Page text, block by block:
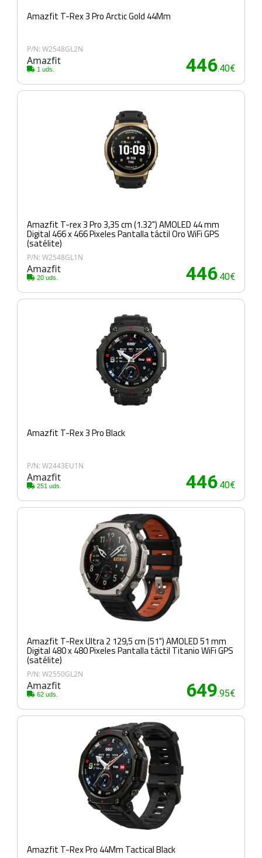
Amazfit T-Rex 3 Pro Arctic Gold 44Mm
P/N: W2548GL2N
Amazfit
1 uds. 446.40€
Amazfit T-rex 3 Pro 3,35 cm (1.32") AMOLED 44 mm
Digital 466 x 466 Pixeles Pantalla táctil Oro WiFi GPS
(satélite)
P/N: W2548GL1N
Amazfit
20 uds. 446.40€
Amazfit T-Rex 3 Pro Black
P/N: W2443EU1N
Amazfit
251 uds. 446.40€
Amazfit T-Rex Ultra 2 129,5 cm (51") AMOLED 51 mm
Digital 480 x 480 Pixeles Pantalla táctil Titanio WiFi GPS
(satélite)
P/N: W2550GL2N
Amazfit
62 uds. 649.95€
Amazfit T-Rex Pro 44Mm Tactical Black